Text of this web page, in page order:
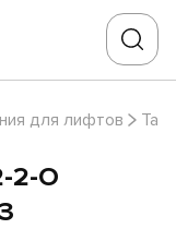
для лифтов
2-О